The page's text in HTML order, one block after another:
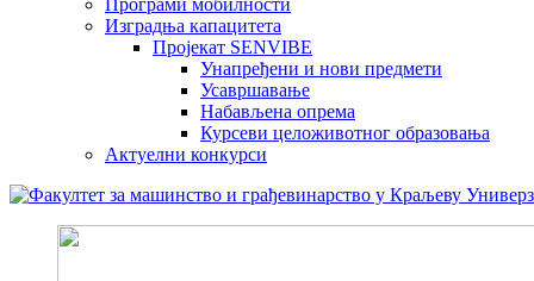
Програми мобилности
Изградња капацитета
Пројекат SENVIBE
Унапређени и нови предмети
Усавршавање
Набављена опрема
Курсеви целоживотног образовања
Актуелни конкурси